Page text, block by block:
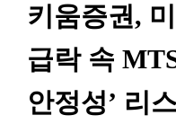
키움증권,
급락 속
안정성’ 리